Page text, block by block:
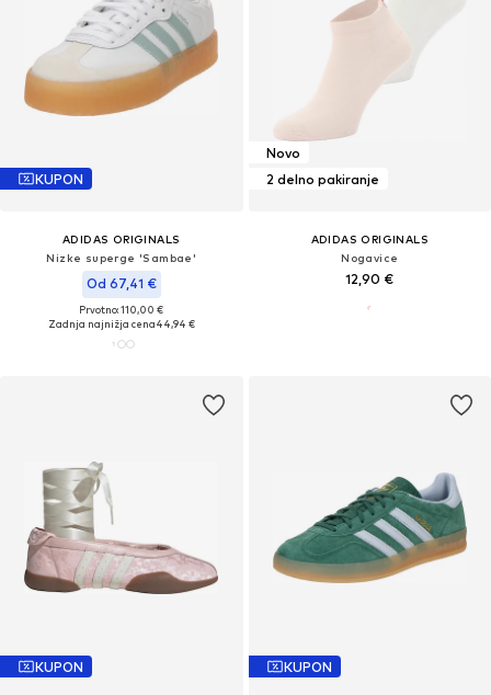
KUPON
ADIDAS ORIGINALS
Nizke superge 'Sambae'
Od 67,41 €
Prvotno: 110,00 €
Zadnja najnižja cena44,94 €
Novo
2 delno pakiranje
ADIDAS ORIGINALS
Nogavice
12,90 €
KUPON KUPON